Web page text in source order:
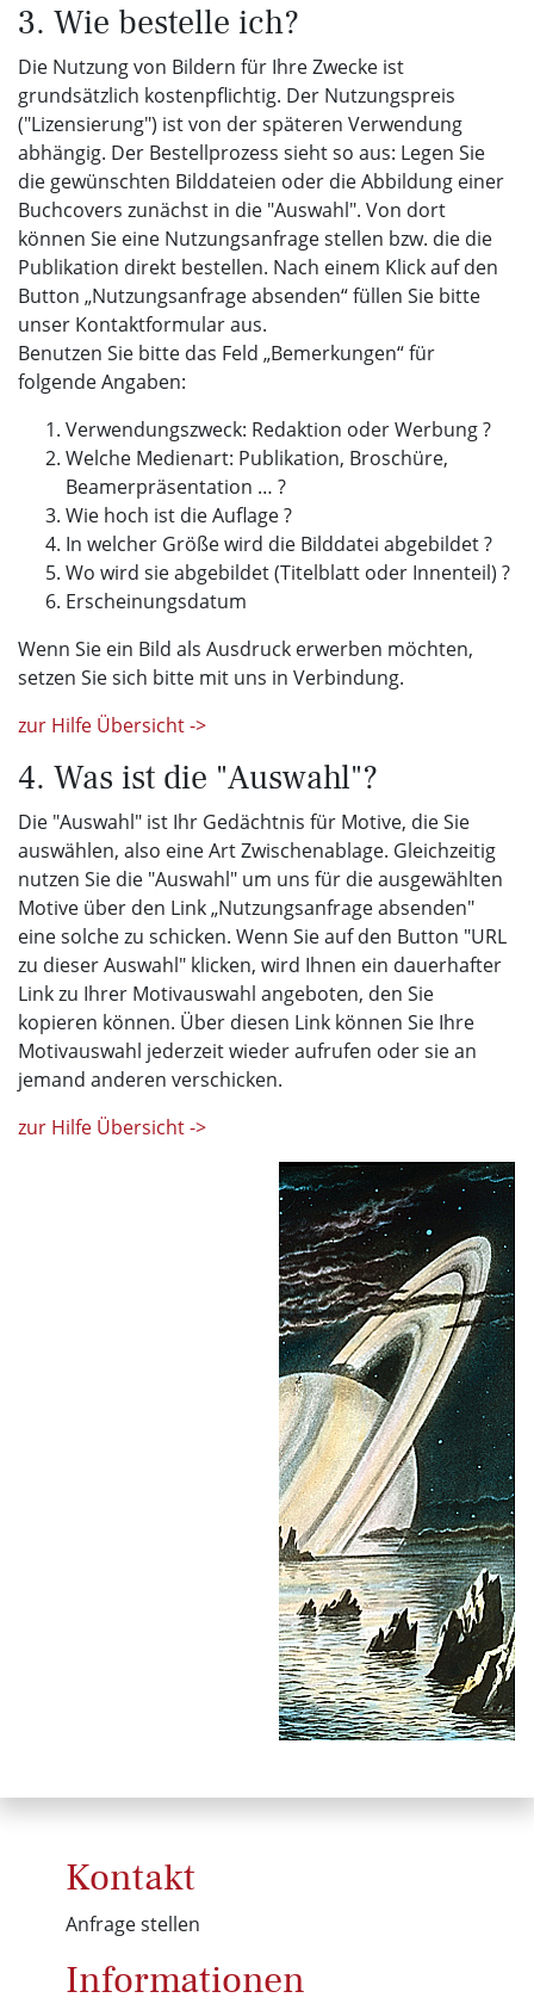
3. Wie bestelle ich?
Die Nutzung von Bildern für Ihre Zwecke ist
grundsätzlich kostenpflichtig. Der Nutzungspreis
("Lizensierung") ist von der späteren Verwendung
abhängig. Der Bestellprozess sieht so aus: Legen Sie
die gewünschten Bilddateien oder die Abbildung einer
Buchcovers zunächst in die "Auswahl". Von dort
können Sie eine Nutzungsanfrage stellen bzw. die die
Publikation direkt bestellen. Nach einem Klick auf den
Button „Nutzungsanfrage absenden“ füllen Sie bitte
unser Kontaktformular aus.
Benutzen Sie bitte das Feld „Bemerkungen“ für
folgende Angaben:
Verwendungszweck: Redaktion oder Werbung ?
Welche Medienart: Publikation, Broschüre,
Beamerpräsentation … ?
Wie hoch ist die Auflage ?
In welcher Größe wird die Bilddatei abgebildet ?
Wo wird sie abgebildet (Titelblatt oder Innenteil) ?
Erscheinungsdatum
Wenn Sie ein Bild als Ausdruck erwerben möchten,
setzen Sie sich bitte mit uns in Verbindung.
zur Hilfe Übersicht ->
4. Was ist die "Auswahl"?
Die "Auswahl" ist Ihr Gedächtnis für Motive, die Sie
auswählen, also eine Art Zwischenablage. Gleichzeitig
nutzen Sie die "Auswahl" um uns für die ausgewählten
Motive über den Link „Nutzungsanfrage absenden"
eine solche zu schicken. Wenn Sie auf den Button "URL
zu dieser Auswahl" klicken, wird Ihnen ein dauerhafter
Link zu Ihrer Motivauswahl angeboten, den Sie
kopieren können. Über diesen Link können Sie Ihre
Motivauswahl jederzeit wieder aufrufen oder sie an
jemand anderen verschicken.
zur Hilfe Übersicht ->
Kontakt
Anfrage stellen
Informationen